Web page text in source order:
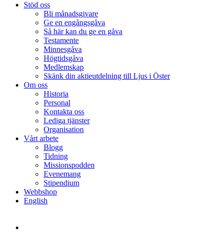
Stöd oss
Bli månadsgivare
Ge en engångsgåva
Så här kan du ge en gåva
Testamente
Minnesgåva
Högtidsgåva
Medlemskap
Skänk din aktieutdelning till Ljus i Öster
Om oss
Historia
Personal
Kontakta oss
Lediga tjänster
Organisation
Vårt arbete
Blogg
Tidning
Missionspodden
Evenemang
Stipendium
Webbshop
English